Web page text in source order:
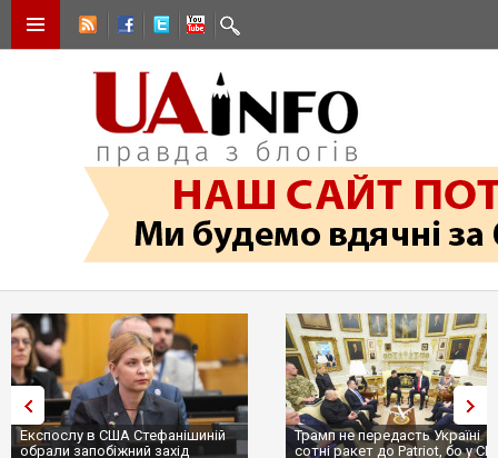
Експослу в США Стефанішиній
обрали запобіжний захід
Трамп не передасть Україні
сотні ракет до Patriot, бо у